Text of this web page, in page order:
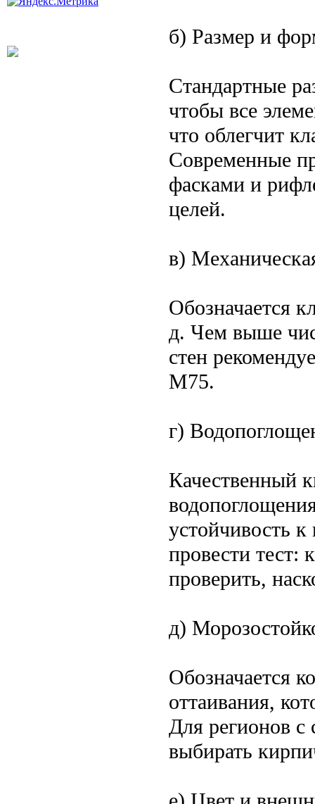
б) Размер и
Стандартные
чтобы все
что облегчит
Современные
фасками и
целей.
в)
Обозначается
д. Чем выше
стен
М75.
г)
Качественный
устойчивость
провести тест:
проверить,
д)
Обозначается
оттаивания,
Для регионов с
выбирать